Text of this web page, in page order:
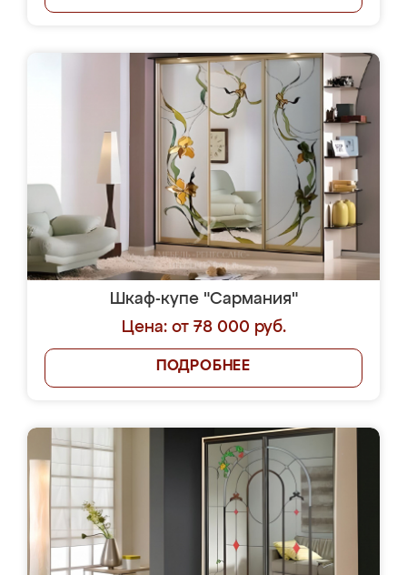
Шкаф-купе "Сармания"
Цена: от 78 000 руб.
ПОДРОБНЕЕ